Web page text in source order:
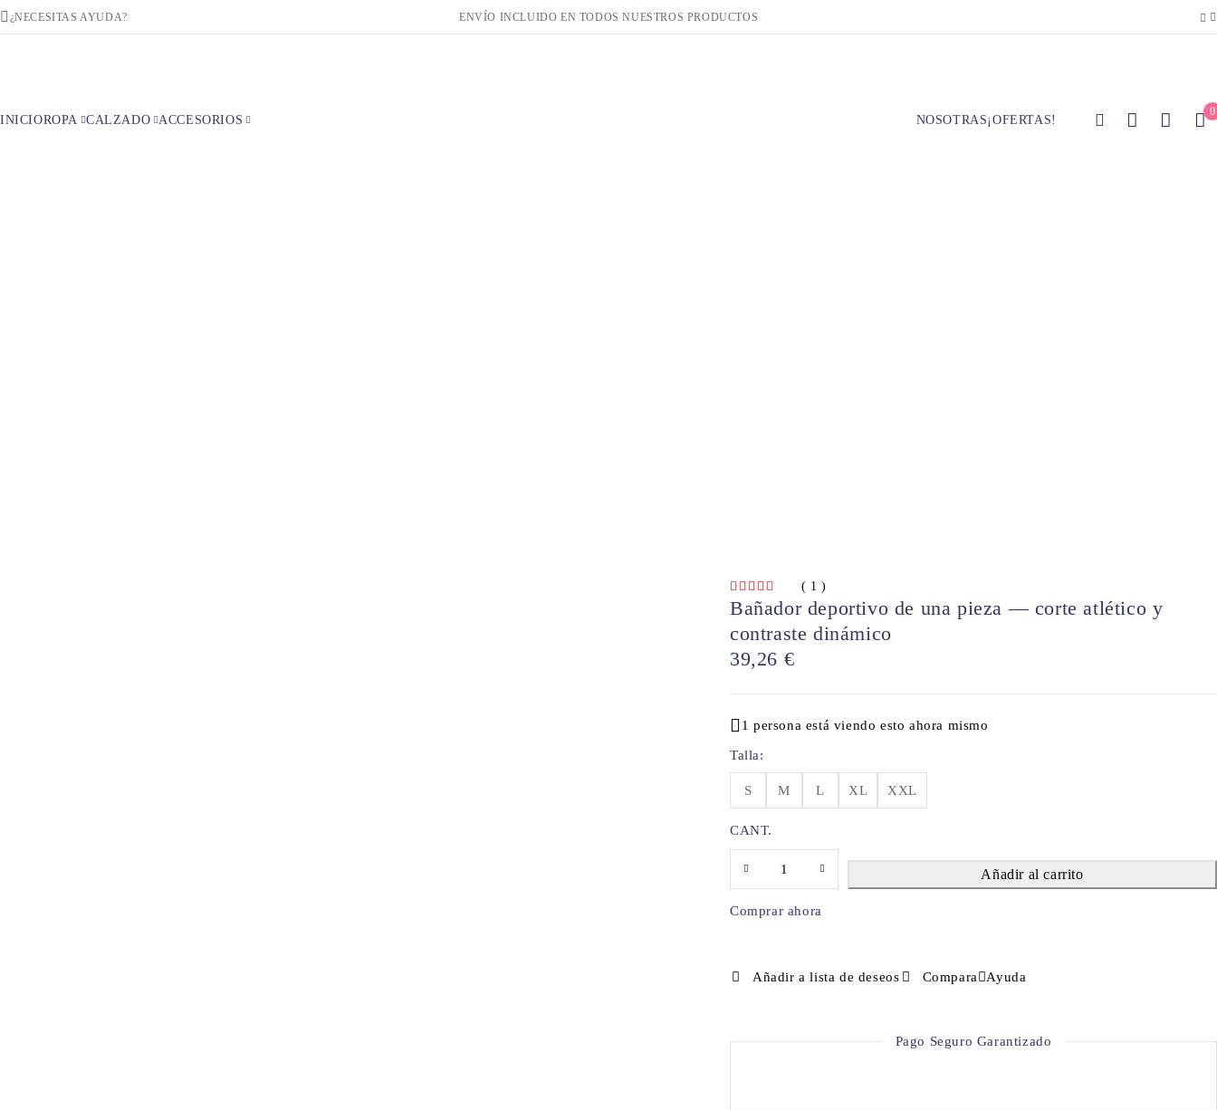
¿NECESITAS AYUDA? ENVÍO INCLUIDO EN TODOS NUESTROS PRODUCTOS
INICIOROPA CALZADO ACCESORIOS NOSOTRAS¡OFERTAS!
0
( 1 )
Bañador deportivo de una pieza — corte atlético y
contraste dinámico
39,26 €
1 persona está viendo esto ahora mismo
Talla
S M L XL XXL
CANT.
Añadir al carrito
Comprar ahora
Añadir a lista de deseos Compara Ayuda
Pago Seguro Garantizado